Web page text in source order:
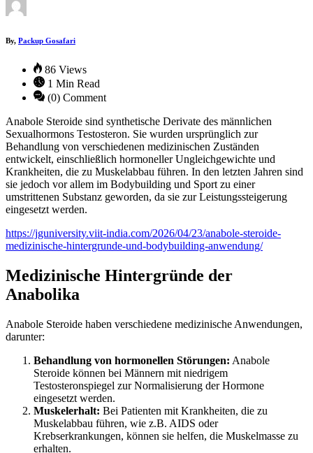
By, Packup Gosafari
86 Views
1 Min Read
(0) Comment
Anabole Steroide sind synthetische Derivate des männlichen
Sexualhormons Testosteron. Sie wurden ursprünglich zur
Behandlung von verschiedenen medizinischen Zuständen
entwickelt, einschließlich hormoneller Ungleichgewichte und
Krankheiten, die zu Muskelabbau führen. In den letzten Jahren sind
sie jedoch vor allem im Bodybuilding und Sport zu einer
umstrittenen Substanz geworden, da sie zur Leistungssteigerung
eingesetzt werden.
https://jguniversity.viit-india.com/2026/04/23/anabole-steroide-
medizinische-hintergrunde-und-bodybuilding-anwendung/
Medizinische Hintergründe der
Anabolika
Anabole Steroide haben verschiedene medizinische Anwendungen,
darunter:
Behandlung von hormonellen Störungen: Anabole
Steroide können bei Männern mit niedrigem
Testosteronspiegel zur Normalisierung der Hormone
eingesetzt werden.
Muskelerhalt: Bei Patienten mit Krankheiten, die zu
Muskelabbau führen, wie z.B. AIDS oder
Krebserkrankungen, können sie helfen, die Muskelmasse zu
erhalten.